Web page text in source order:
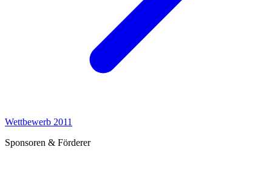
Wettbewerb 2011
Sponsoren & Förderer